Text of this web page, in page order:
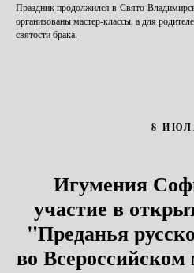
Праздник продолжился в Свято-
организованы мастер-классы, а для
святости брака.
8
Игумения
участие в
"Преданья
во